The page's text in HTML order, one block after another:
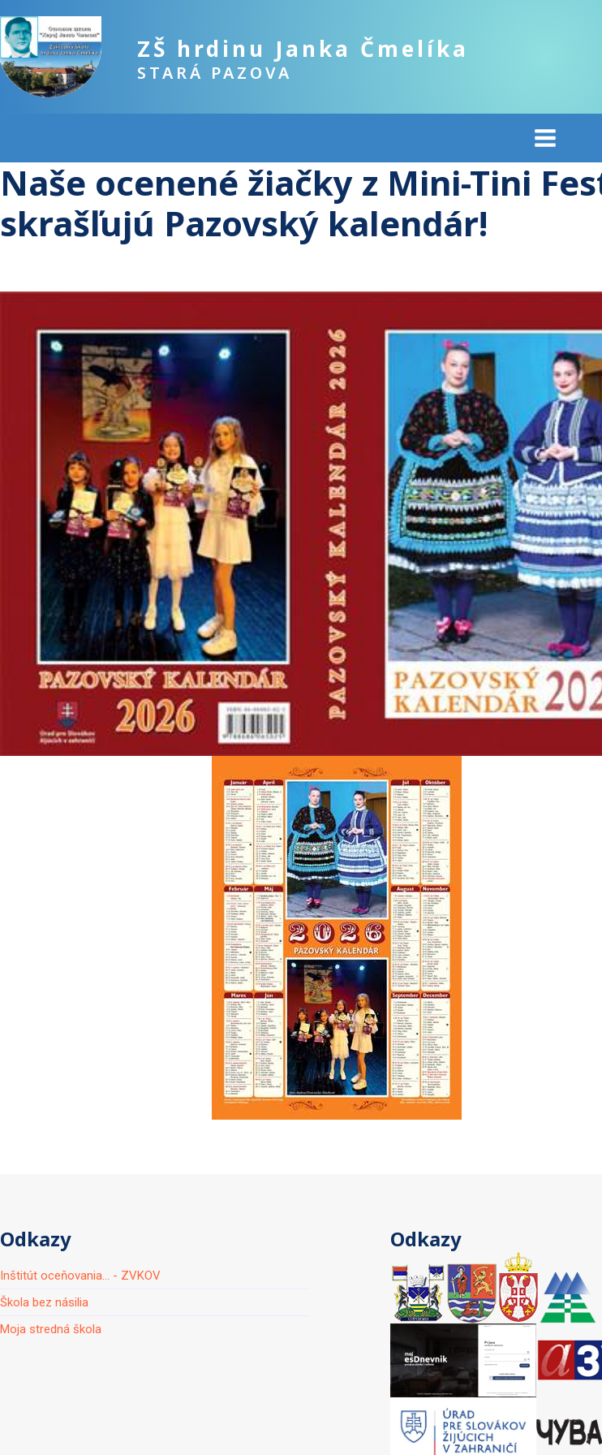
ZŠ hrdinu Janka Čmelíka
STARÁ PAZOVA
Naše ocenené žiačky z Mini-Tini
skrašľujú Pazovský kalendár!
Odkazy
Inštitút oceňovania... - ZVKOV
Škola bez násilia
Moja stredná škola
Odkazy